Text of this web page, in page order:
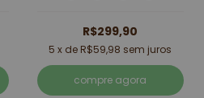
R$299,90
5 x de R$59,98 sem juros
compre agora